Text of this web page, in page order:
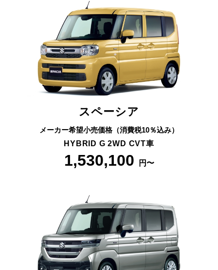
スペーシア
メーカー希望小売価格（消費税10％込み）
HYBRID G 2WD CVT車
1,530,100 円〜